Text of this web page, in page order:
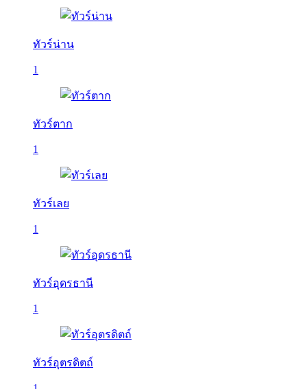
ทัวร์น่าน
1
ทัวร์ตาก
1
ทัวร์เลย
1
ทัวร์อุดรธานี
1
ทัวร์อุตรดิตถ์